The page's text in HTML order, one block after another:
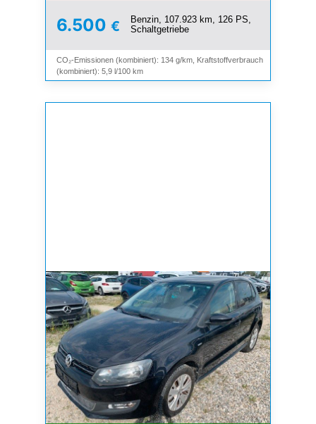
6.500 €
Benzin, 107.923 km, 126 PS,
Schaltgetriebe
CO₂-Emissionen (kombiniert): 134 g/km, Kraftstoffverbrauch
(kombiniert): 5,9 l/100 km